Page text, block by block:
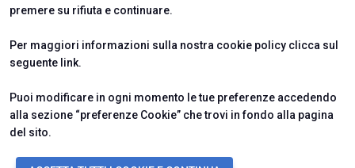
premere su rifiuta e continuare.
Per maggiori informazioni sulla nostra cookie policy clicca sul
seguente link.
Puoi modificare in ogni momento le tue preferenze accedendo
alla sezione “preferenze Cookie” che trovi in fondo alla pagina
del sito.